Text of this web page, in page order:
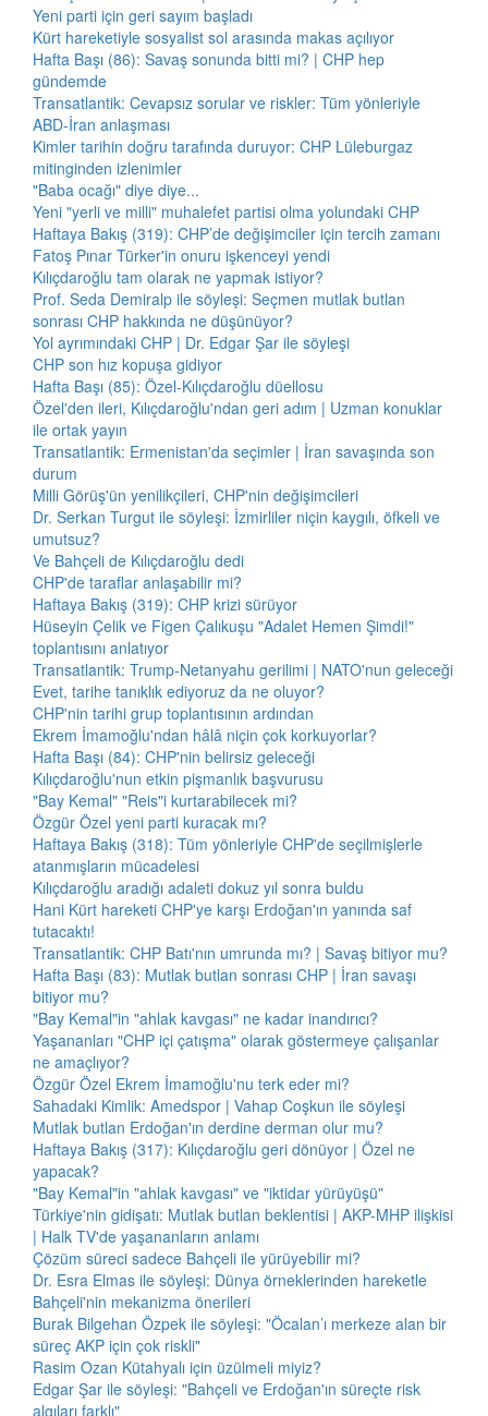
Yeni parti için geri sayım başladı
Kürt hareketiyle sosyalist sol arasında makas açılıyor
Hafta Başı (86): Savaş sonunda bitti mi? | CHP hep
gündemde
Transatlantik: Cevapsız sorular ve riskler: Tüm yönleriyle
ABD-İran anlaşması
Kimler tarihin doğru tarafında duruyor: CHP Lüleburgaz
mitinginden izlenimler
"Baba ocağı" diye diye...
Yeni "yerli ve milli" muhalefet partisi olma yolundaki CHP
Haftaya Bakış (319): CHP’de değişimciler için tercih zamanı
Fatoş Pınar Türker'in onuru işkenceyi yendi
Kılıçdaroğlu tam olarak ne yapmak istiyor?
Prof. Seda Demiralp ile söyleşi: Seçmen mutlak butlan
sonrası CHP hakkında ne düşünüyor?
Yol ayrımındaki CHP | Dr. Edgar Şar ile söyleşi
CHP son hız kopuşa gidiyor
Hafta Başı (85): Özel-Kılıçdaroğlu düellosu
Özel'den ileri, Kılıçdaroğlu'ndan geri adım | Uzman konuklar
ile ortak yayın
Transatlantik: Ermenistan'da seçimler | İran savaşında son
durum
Milli Görüş'ün yenilikçileri, CHP'nin değişimcileri
Dr. Serkan Turgut ile söyleşi: İzmirliler niçin kaygılı, öfkeli ve
umutsuz?
Ve Bahçeli de Kılıçdaroğlu dedi
CHP'de taraflar anlaşabilir mi?
Haftaya Bakış (319): CHP krizi sürüyor
Hüseyin Çelik ve Figen Çalıkuşu "Adalet Hemen Şimdi!"
toplantısını anlatıyor
Transatlantik: Trump-Netanyahu gerilimi | NATO'nun geleceği
Evet, tarihe tanıklık ediyoruz da ne oluyor?
CHP'nin tarihi grup toplantısının ardından
Ekrem İmamoğlu'ndan hâlâ niçin çok korkuyorlar?
Hafta Başı (84): CHP'nin belirsiz geleceği
Kılıçdaroğlu'nun etkin pişmanlık başvurusu
"Bay Kemal" "Reis"i kurtarabilecek mi?
Özgür Özel yeni parti kuracak mı?
Haftaya Bakış (318): Tüm yönleriyle CHP'de seçilmişlerle
atanmışların mücadelesi
Kılıçdaroğlu aradığı adaleti dokuz yıl sonra buldu
Hani Kürt hareketi CHP'ye karşı Erdoğan'ın yanında saf
tutacaktı!
Transatlantik: CHP Batı'nın umrunda mı? | Savaş bitiyor mu?
Hafta Başı (83): Mutlak butlan sonrası CHP | İran savaşı
bitiyor mu?
"Bay Kemal"in "ahlak kavgası" ne kadar inandırıcı?
Yaşananları "CHP içi çatışma" olarak göstermeye çalışanlar
ne amaçlıyor?
Özgür Özel Ekrem İmamoğlu'nu terk eder mi?
Sahadaki Kimlik: Amedspor | Vahap Coşkun ile söyleşi
Mutlak butlan Erdoğan'ın derdine derman olur mu?
Haftaya Bakış (317): Kılıçdaroğlu geri dönüyor | Özel ne
yapacak?
"Bay Kemal"in "ahlak kavgası" ve "iktidar yürüyüşü"
Türkiye'nin gidişatı: Mutlak butlan beklentisi | AKP-MHP ilişkisi
| Halk TV'de yaşananların anlamı
Çözüm süreci sadece Bahçeli ile yürüyebilir mi?
Dr. Esra Elmas ile söyleşi: Dünya örneklerinden hareketle
Bahçeli'nin mekanizma önerileri
Burak Bilgehan Özpek ile söyleşi: "Öcalan’ı merkeze alan bir
süreç AKP için çok riskli"
Rasim Ozan Kütahyalı için üzülmeli miyiz?
Edgar Şar ile söyleşi: "Bahçeli ve Erdoğan'ın süreçte risk
algıları farklı"